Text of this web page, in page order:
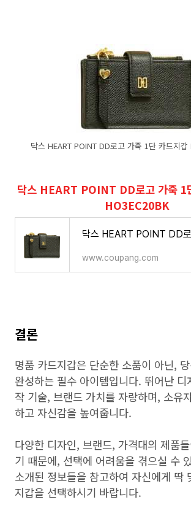
닥스 HEART POINT DD로고 가죽 1단 카드지갑
닥스 HEART POINT DD로고 가죽 1
HO3EC20BK
www.coupang.com
결론
명품 카드지갑은 단순한 소품이 아닌,
완성하는 필수 아이템입니다. 뛰어난 디
작 기술, 브랜드 가치를 자랑하며, 소유
하고 자신감을 높여줍니다.
다양한 디자인, 브랜드, 가격대의 제품
기 때문에, 선택에 어려움을 겪으실 수
소개된 정보들을 참고하여 자신에게 딱
지갑을 선택하시기 바랍니다.